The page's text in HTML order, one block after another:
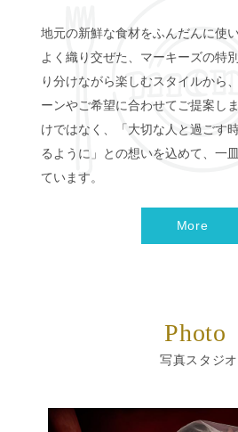
地元の新鮮な食材をふんだんに使
よく織り交ぜた、マーキーズの特
り分けながら楽しむスタイルから
ーンやご希望に合わせてご提案し
けではなく、「大切な人と過ごす
るように」との想いを込めて、一
ています。
More
Photo
写真スタジオ